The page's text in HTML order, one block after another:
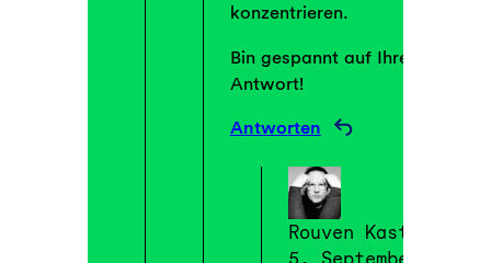
konzentrieren.
Bin gespannt auf Ihre
Antwort!
Antworten
Rouven Kasten